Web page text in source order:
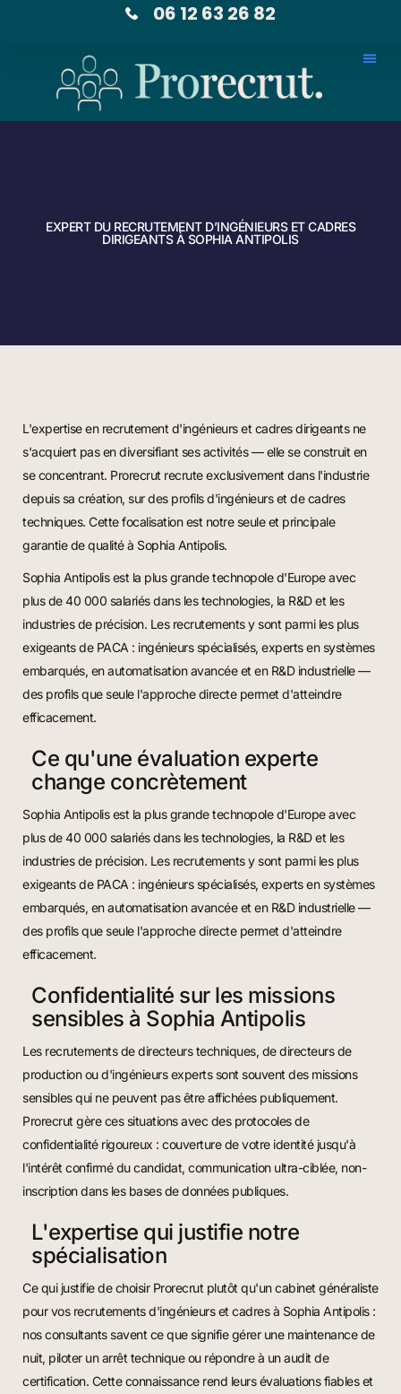
06 12 63 26 82
EXPERT DU RECRUTEMENT D’INGÉNIEURS ET CADRES
DIRIGEANTS À SOPHIA ANTIPOLIS
L'expertise en recrutement d'ingénieurs et cadres dirigeants ne
s'acquiert pas en diversifiant ses activités — elle se construit en
se concentrant. Prorecrut recrute exclusivement dans l'industrie
depuis sa création, sur des profils d'ingénieurs et de cadres
techniques. Cette focalisation est notre seule et principale
garantie de qualité à Sophia Antipolis.
Sophia Antipolis est la plus grande technopole d'Europe avec
plus de 40 000 salariés dans les technologies, la R&D et les
industries de précision. Les recrutements y sont parmi les plus
exigeants de PACA : ingénieurs spécialisés, experts en systèmes
embarqués, en automatisation avancée et en R&D industrielle —
des profils que seule l'approche directe permet d'atteindre
efficacement.
Ce qu'une évaluation experte
change concrètement
Sophia Antipolis est la plus grande technopole d'Europe avec
plus de 40 000 salariés dans les technologies, la R&D et les
industries de précision. Les recrutements y sont parmi les plus
exigeants de PACA : ingénieurs spécialisés, experts en systèmes
embarqués, en automatisation avancée et en R&D industrielle —
des profils que seule l'approche directe permet d'atteindre
efficacement.
Confidentialité sur les missions
sensibles à Sophia Antipolis
Les recrutements de directeurs techniques, de directeurs de
production ou d'ingénieurs experts sont souvent des missions
sensibles qui ne peuvent pas être affichées publiquement.
Prorecrut gère ces situations avec des protocoles de
confidentialité rigoureux : couverture de votre identité jusqu'à
l'intérêt confirmé du candidat, communication ultra-ciblée, non-
inscription dans les bases de données publiques.
L'expertise qui justifie notre
spécialisation
Ce qui justifie de choisir Prorecrut plutôt qu'un cabinet généraliste
pour vos recrutements d'ingénieurs et cadres à Sophia Antipolis :
nos consultants savent ce que signifie gérer une maintenance de
nuit, piloter un arrêt technique ou répondre à un audit de
certification. Cette connaissance rend leurs évaluations fiables et